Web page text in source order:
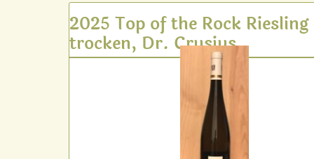
2025 Top of the Rock Riesling
trocken, Dr. Crusius